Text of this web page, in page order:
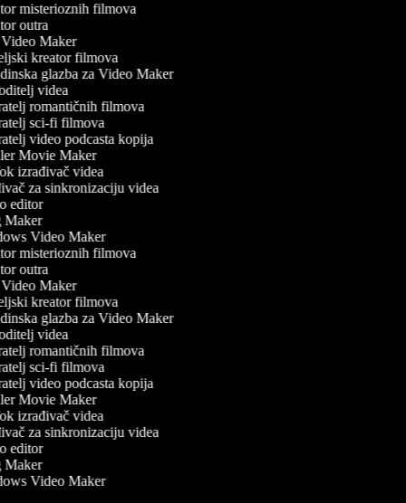
misterioznih filmova
outra
Maker
kreator filmova
glazba za Video Maker
videa
romantičnih filmova
sci-fi filmova
video podcasta kopija
Movie Maker
izrađivač videa
za sinkronizaciju videa
editor
Video Maker
misterioznih filmova
outra
Maker
kreator filmova
glazba za Video Maker
videa
romantičnih filmova
sci-fi filmova
video podcasta kopija
Movie Maker
izrađivač videa
za sinkronizaciju videa
editor
Video Maker